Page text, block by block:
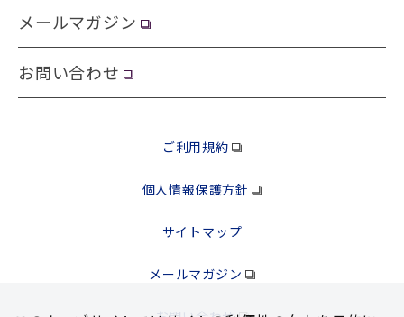
メールマガジン
お問い合わせ
ご利用規約
個人情報保護方針
サイトマップ
メールマガジン